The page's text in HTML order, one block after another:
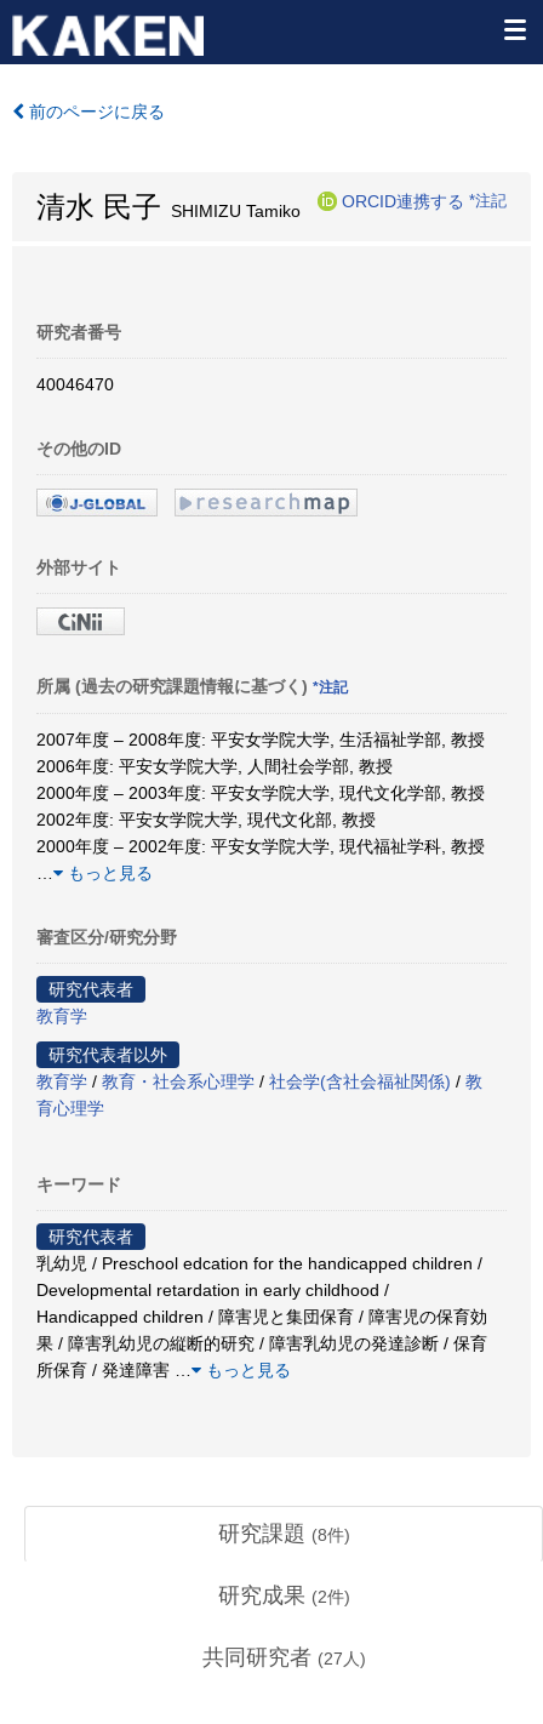
前のページに戻る
清水 民子 SHIMIZU Tamiko
ORCID連携する *注記
研究者番号
40046470
その他のID
外部サイト
所属 (過去の研究課題情報に基づく) *注記
2007年度 – 2008年度: 平安女学院大学, 生活福祉学部, 教授
2006年度: 平安女学院大学, 人間社会学部, 教授
2000年度 – 2003年度: 平安女学院大学, 現代文化学部, 教授
2002年度: 平安女学院大学, 現代文化部, 教授
2000年度 – 2002年度: 平安女学院大学, 現代福祉学科, 教授
もっと見る
審査区分/研究分野
研究代表者
教育学
研究代表者以外
教育学 / 教育・社会系心理学 / 社会学(含社会福祉関係) / 教
育心理学
キーワード
研究代表者
乳幼児 / Preschool edcation for the handicapped children /
Developmental retardation in early childhood /
Handicapped children / 障害児と集団保育 / 障害児の保育効
果 / 障害乳幼児の縦断的研究 / 障害乳幼児の発達診断 / 保育
所保育 / 発達障害
もっと見る
研究課題 (8件)
研究成果 (2件)
共同研究者 (27 人)